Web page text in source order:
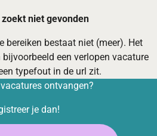
niet gevonden
bereiken bestaat niet (meer). Het
een verlopen vacature
typefout in de url zit.
ontvangen?
je dan!